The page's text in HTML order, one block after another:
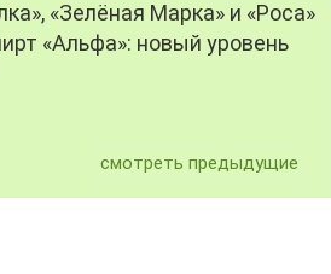
«Зелёная Марка» и «Роса»
«Альфа»: новый уровень
смотреть предыдущие